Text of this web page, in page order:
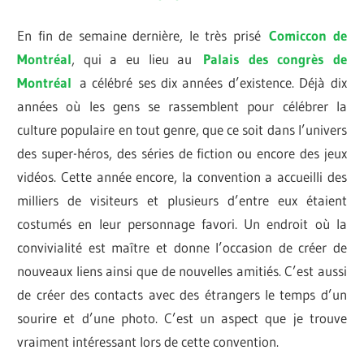
En fin de semaine dernière, le très priséComiccon de
Montréal, qui a eu lieu au Palais des congrès de
Montréal a célébré ses dix années d’existence. Déjà dix
années où les gens se rassemblent pour célébrer la
culture populaire en tout genre, que ce soit dans l’univers
des super-héros, des séries de fiction ou encore des jeux
vidéos. Cette année encore, la convention a accueilli des
milliers de visiteurs et plusieurs d’entre eux étaient
costumés en leur personnage favori. Un endroit où la
convivialité est maître et donne l’occasion de créer de
nouveaux liens ainsi que de nouvelles amitiés. C’est aussi
de créer des contacts avec des étrangers le temps d’un
sourire et d’une photo. C’est un aspect que je trouve
vraiment intéressant lors de cette convention.